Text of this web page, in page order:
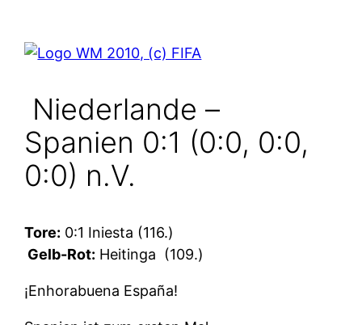
Niederlande –
Spanien 0:1 (0:0, 0:0,
0:0) n.V.
Tore: 0:1 Iniesta (116.)
Gelb-Rot: Heitinga (109.)
¡Enhorabuena España!